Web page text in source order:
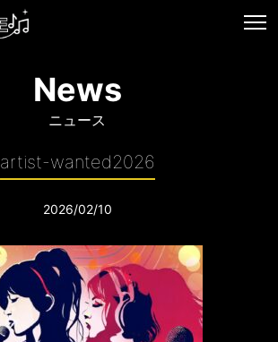
News
ニュース
artist-wanted2026
2026/02/10